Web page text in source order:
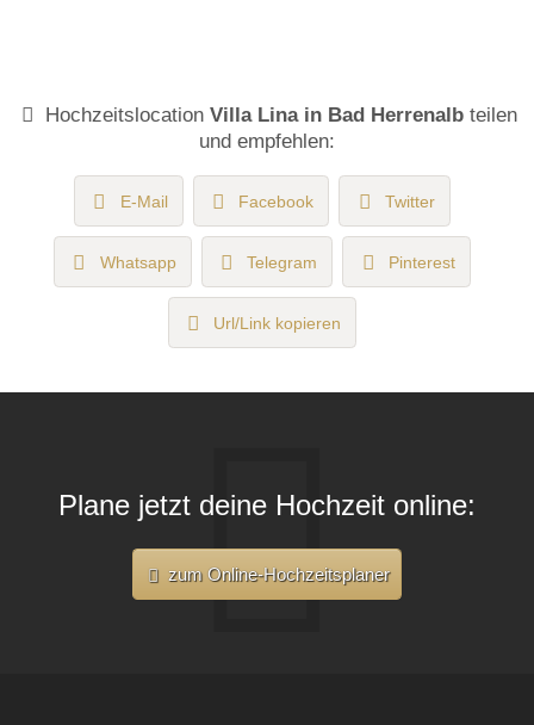
Hochzeitslocation Villa Lina in Bad Herrenalbteilen
und empfehlen:
E-Mail Facebook Twitter
Whatsapp Telegram Pinterest
Url/Link kopieren
Plane jetzt deine Hochzeit online:
zum Online-Hochzeitsplaner